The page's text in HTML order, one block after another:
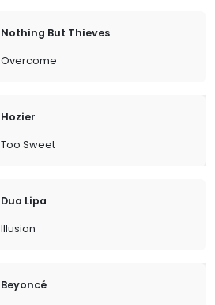
Nothing But Thieves
Overcome
Hozier
Too Sweet
Dua Lipa
Illusion
Beyoncé